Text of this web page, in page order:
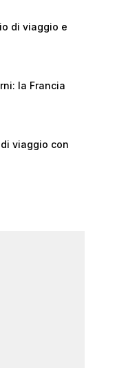
di viaggio e
la Francia
viaggio con